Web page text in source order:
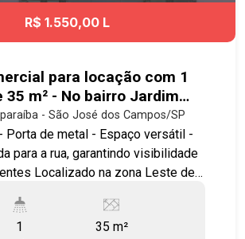
R$ 1.550,00 L
para locação com 1
35 m² - No bairro Jardim
- SJC- São José dos Campos/SP
para a rua, garantindo visibilidade
Leste de
grandes avenida comerciais.
#imobiliaria
1 35 m²